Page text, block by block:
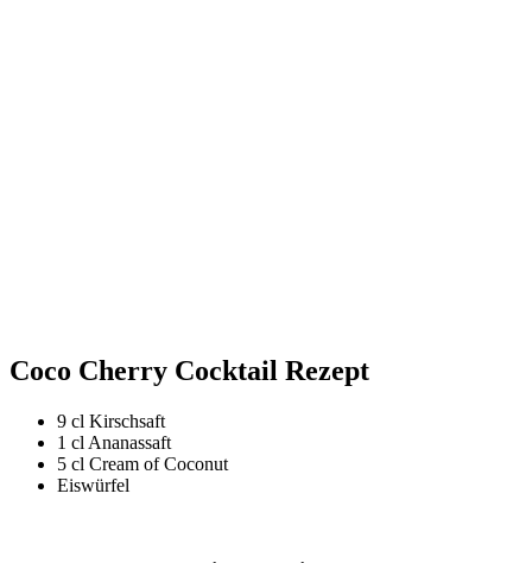
Coco Cherry Cocktail Rezept
9 cl Kirschsaft
1 cl Ananassaft
5 cl Cream of Coconut
Eiswürfel